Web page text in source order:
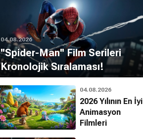
04.08.2026
''Spider-Man'' Film Serileri
Kronolojik Sıralaması!
04.08.2026
2026 Yılının En İyi
Animasyon
Filmleri